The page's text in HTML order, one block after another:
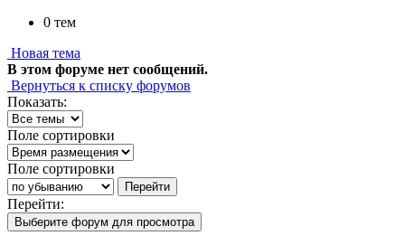
0 тем
Новая тема
В этом форуме нет сообщений.
Вернуться к списку форумов
Показать:
Поле сортировки
Поле сортировки
Перейти
Перейти:
Выберите форум для просмотра